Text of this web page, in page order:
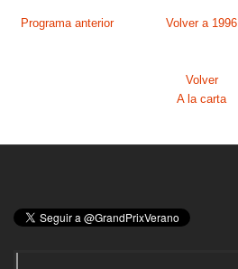
Programa anterior Volver a 1996
Volver
A la carta